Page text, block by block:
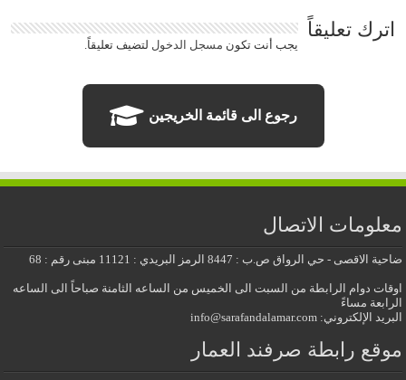
اترك تعليقاً
يجب أنت تكون مسجل الدخول لتضيف تعليقاً.
رجوع الى قائمة الخريجين
معلومات الاتصال
ضاحية الاقصى - حي الرواق ص.ب : 8447 الرمز البريدي : 11121 مبنى رقم : 68
اوقات دوام الرابطة من السبت الى الخميس من الساعه الثامنة صباحاً الى الساعه
الرابعة مساءً
البريد الإلكتروني: info@sarafandalamar.com
موقع رابطة صرفند العمار